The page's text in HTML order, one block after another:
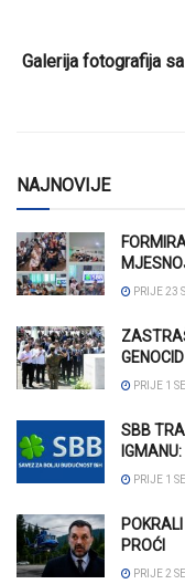
Galerija fotografija
NAJNOVIJE
PRIJE 23
GENOCID
PRIJE 1
SBB
PRIJE 1
PROĆI
PRIJE 2